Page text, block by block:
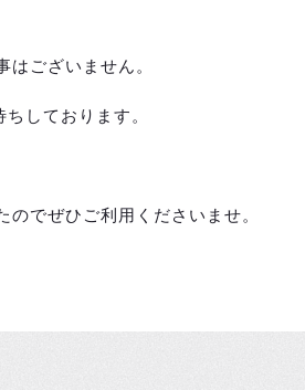
ございません。
しております。
でぜひご利用くださいませ。